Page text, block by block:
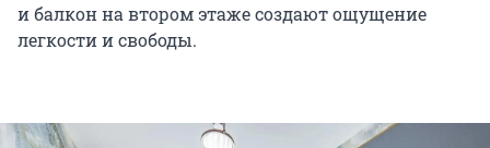
и балкон на втором этаже создают ощущение
легкости и свободы.